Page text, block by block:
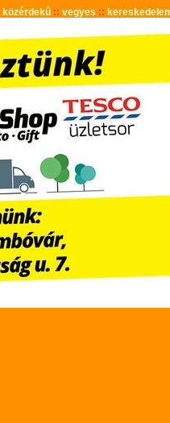
közérdekû:: vegyes ::